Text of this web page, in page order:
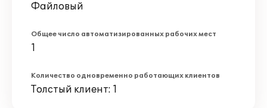
Файловый
Общее число автоматизированных рабочих мест
1
Количество одновременно работающих клиентов
Толстый клиент: 1